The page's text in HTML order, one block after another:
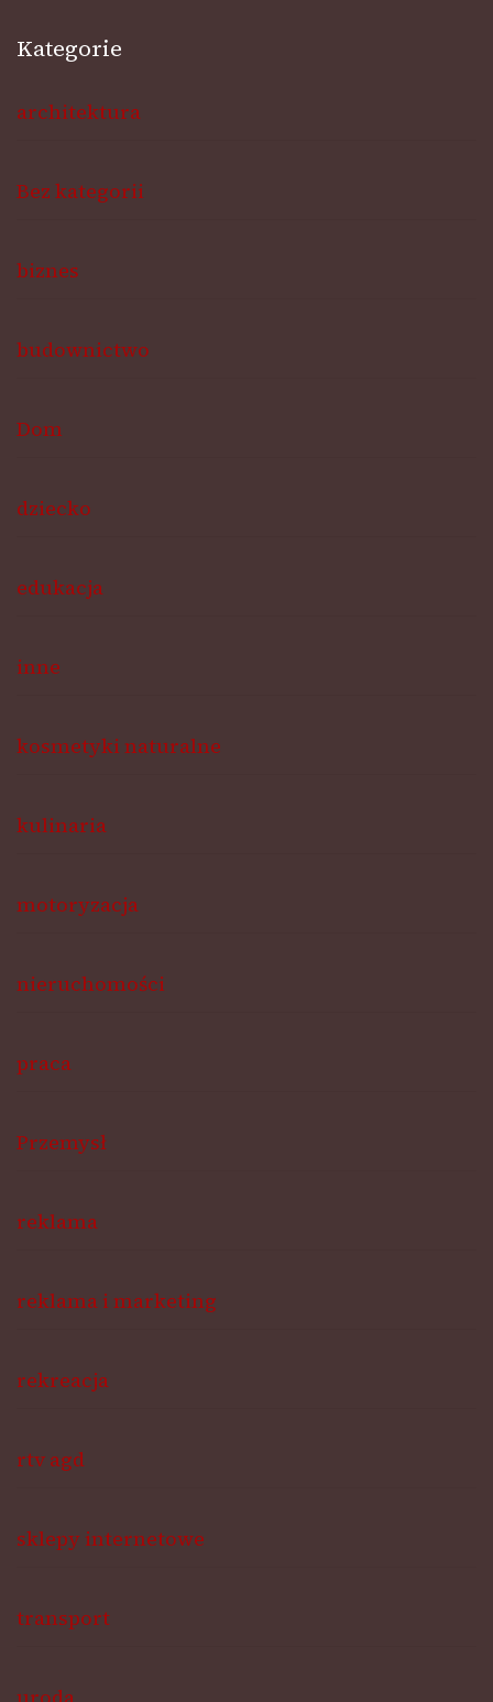
Kategorie
architektura
Bez kategorii
biznes
budownictwo
Dom
dziecko
edukacja
inne
kosmetyki naturalne
kulinaria
motoryzacja
nieruchomości
praca
Przemysł
reklama
reklama i marketing
rekreacja
rtv agd
sklepy internetowe
transport